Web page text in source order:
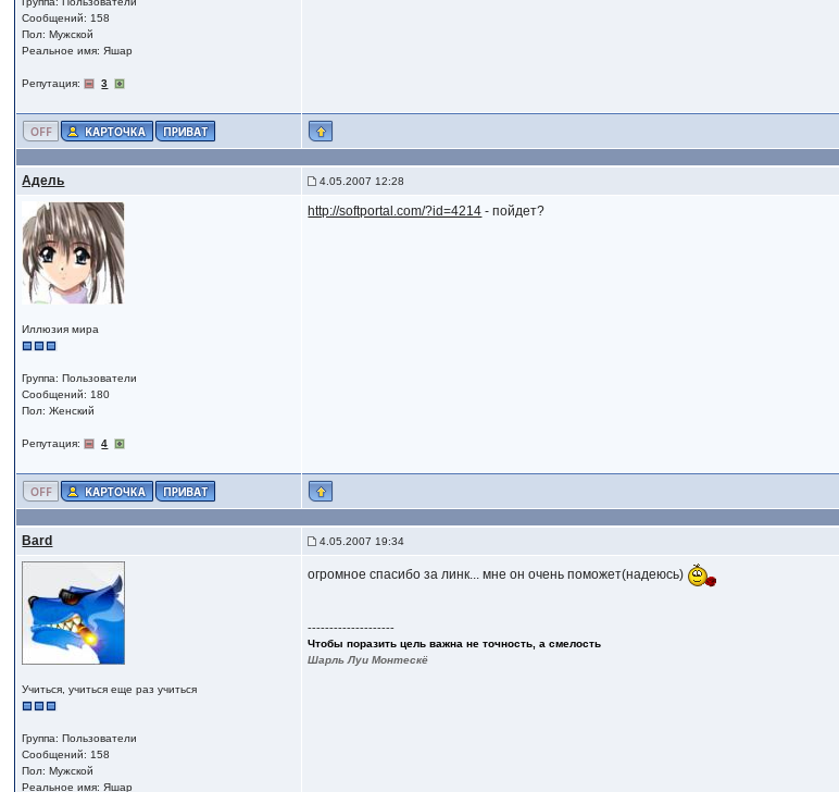
Сообщений: 158
Пол: Мужской
Реальное имя: Яшар
Репутация: 3
Адель 4.05.2007 12:28
Иллюзия мира
Группа: Пользователи
Сообщений: 180
Пол: Женский
Репутация: 4
http://softportal.com/?id=4214 - пойдет?
Bard 4.05.2007 19:34
Учиться, учиться еще раз учиться
Группа: Пользователи
Сообщений: 158
Пол: Мужской
Реальное имя: Яшар
огромное спасибо за линк... мне он очень поможет(надеюсь)
--------------------
Чтобы поразить цель важна не точность, а смелость
Шарль Луи Монтескё